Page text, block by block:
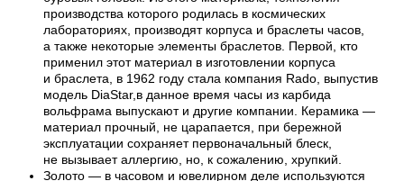
производства которого родилась в космических
лабораториях, производят корпуса и браслеты часов,
а также некоторые элементы браслетов. Первой, кто
применил этот материал в изготовлении корпуса
и браслета, в 1962 году стала компания Rado, выпустив
модель DiaStar,в данное время часы из карбида
вольфрама выпускают и другие компании. Керамика —
материал прочный, не царапается, при бережной
эксплуатации сохраняет первоначальный блеск,
не вызывает аллергию, но, к сожалению, хрупкий.
Золото — в часовом и ювелирном деле используются